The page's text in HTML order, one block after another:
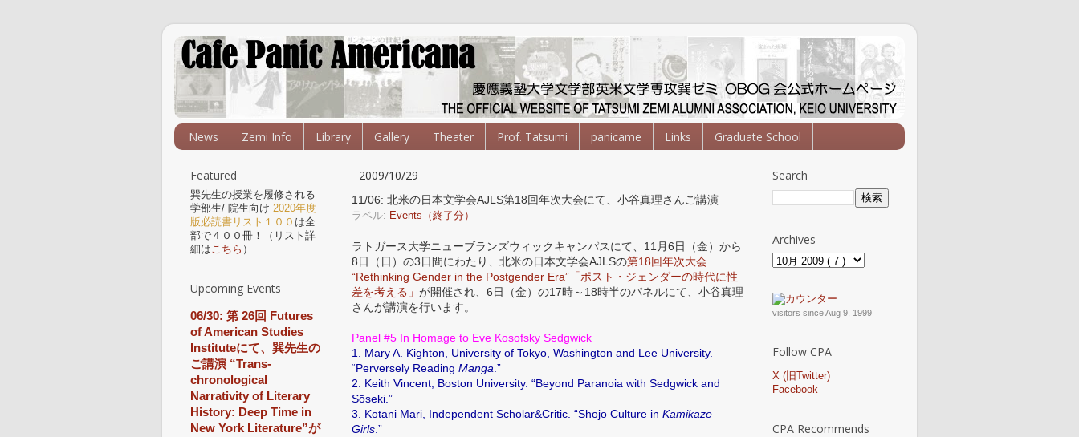
News Zemi Info Library Gallery Theater Prof. Tatsumi panicame Links Graduate School
2009/10/29
11/06: 北米の日本文学会AJLS第18回年次大会にて、小谷真理さんご講演
ラベル: Events（終了分）
ラトガース大学ニューブランズウィックキャンパスにて、11月6日（金）から
8日（日）の3日間にわたり、北米の日本文学会AJLSの第18回年次大会
“Rethinking Gender in the Postgender Era”「ポスト・ジェンダーの時代に性
差を考える」 が開催され、6日（金）の17時～18時半のパネルにて、小谷真理
さんが講演を行います。
Panel #5 In Homage to Eve Kosofsky Sedgwick
1. Mary A. Kighton, University of Tokyo, Washington and Lee University.
“Perversely Reading Manga .”
2. Keith Vincent, Boston University. “Beyond Paranoia with Sedgwick and
Sōseki.”
3. Kotani Mari, Independent Scholar&Critic. “Shōjo Culture in Kamikaze
Girls .”
Featured
巽先生の授業を履修される
学部生/ 院生向け 2020年度
版必読書リスト１００ は全
部で４００冊！（リスト詳
細はこちら ）
Upcoming Events
06/30: 第 26回 Futures
of American Studies
Instituteにて、巽先生の
ご講演 “Trans-
chronological
Narrativity of Literary
History: Deep Time in
New York Literature”が
Search
Archives
visitors since Aug 9, 1999
Follow CPA
X (旧Twitter)
Facebook
CPA Recommends